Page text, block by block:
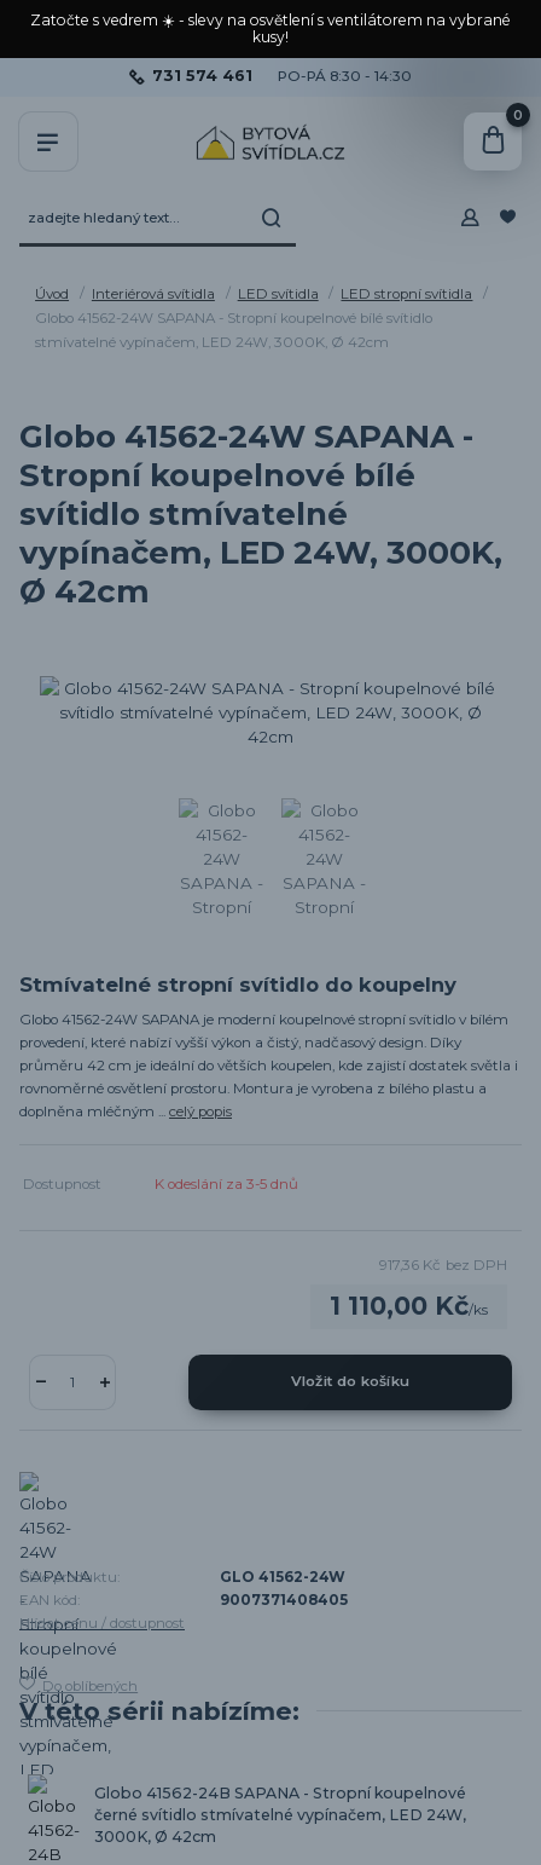
Zatočte s vedrem ☀️ - slevy na osvětlení s ventilátorem na vybrané
kusy!
731 574 461 PO-PÁ 8:30 - 14:30
0
Úvod Interiérová svítidla LED svítidla
LED stropní svítidla
Globo 41562-24W SAPANA - Stropní koupelnové bílé svítidlo
stmívatelné vypínačem, LED 24W, 3000K, Ø 42cm
Globo 41562-24W SAPANA -
Stropní koupelnové bílé
svítidlo stmívatelné
vypínačem, LED 24W, 3000K,
Ø 42cm
Stmívatelné stropní svítidlo do koupelny
Globo 41562-24W SAPANA je moderní koupelnové stropní svítidlo v bílém
provedení, které nabízí vyšší výkon a čistý, nadčasový design. Díky
průměru 42 cm je ideální do větších koupelen, kde zajistí dostatek světla i
rovnoměrné osvětlení prostoru. Montura je vyrobena z bílého plastu a
doplněna mléčným ... celý popis
Dostupnost K odeslání za 3-5 dnů
1 110,00 Kč/ks
917,36 Kč bez DPH
Vložit do košíku
Číslo produktu:
GLO 41562-24W
EAN kód:
9007371408405
Hlídat cenu / dostupnost
Do oblíbených
V této sérii nabízíme:
Globo 41562-24B SAPANA - Stropní koupelnové
černé svítidlo stmívatelné vypínačem, LED 24W,
3000K, Ø 42cm